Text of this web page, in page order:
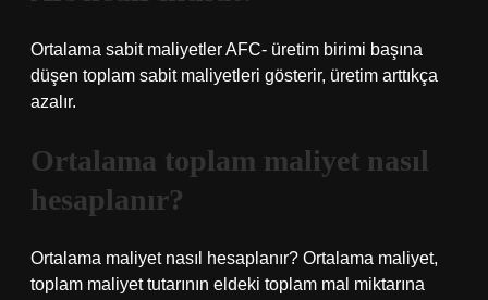
Ortalama sabit maliyetler AFC- üretim birimi başına
düşen toplam sabit maliyetleri gösterir, üretim arttıkça
azalır.
Ortalama toplam maliyet nasıl
hesaplanır?
Ortalama maliyet nasıl hesaplanır? Ortalama maliyet,
toplam maliyet tutarının eldeki toplam mal miktarına